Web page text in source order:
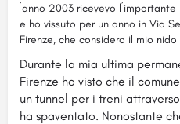
´anno 2003 ricevevo
e ho vissuto per un anno in Via
Firenze, che considero il mio
Durante la mia ultima
Firenze ho visto che il
un tunnel per i treni
ha spaventato. Nonostante